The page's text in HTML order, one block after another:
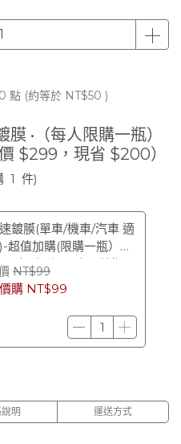
點 (約等於 NT$50 )
•（每人限購一瓶）
$299，現省 $200）
1 件)
鍍膜(單車/機車/汽車 適
超值加購(限購一瓶）
（原價 $299） (效期
12)
NT$99
購 NT$99
明 運送方式